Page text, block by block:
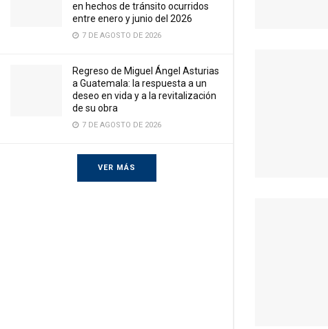
en hechos de tránsito ocurridos
entre enero y junio del 2026
7 DE AGOSTO DE 2026
Regreso de Miguel Ángel Asturias
a Guatemala: la respuesta a un
deseo en vida y a la revitalización
de su obra
7 DE AGOSTO DE 2026
VER MÁS